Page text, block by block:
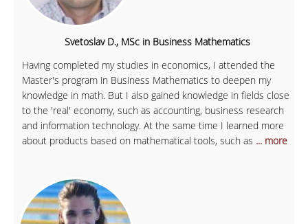
Svetoslav D., MSc in Business Mathematics
Having completed my studies in economics, I attended the
Master's program in Business Mathematics to deepen my
knowledge in math. But I also gained knowledge in fields close
to the 'real' economy, such as accounting, business research
and information technology. At the same time I learned more
about products based on mathematical tools, such as ... more